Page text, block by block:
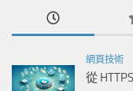
網頁技術
從